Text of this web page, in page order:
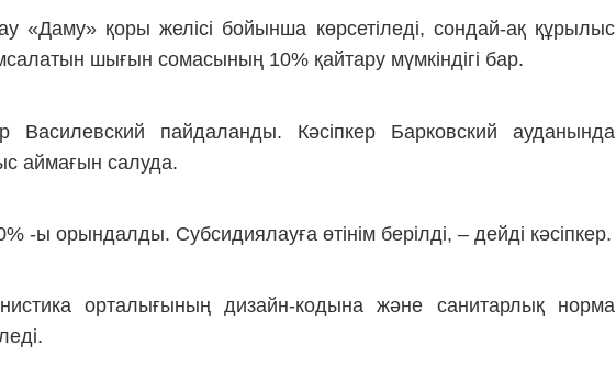
«Даму» қоры желісі бойынша көрсетіледі, сондай-ақ құрылыс
шығын сомасының 10% қайтару мүмкіндігі бар.
Василевский пайдаланды. Кәсіпкер Барковский ауданында
аймағын салуда.
-ы орындалды. Субсидиялауға өтінім берілді, – дейді кәсіпкер.
орталығының дизайн-кодына және санитарлық норма